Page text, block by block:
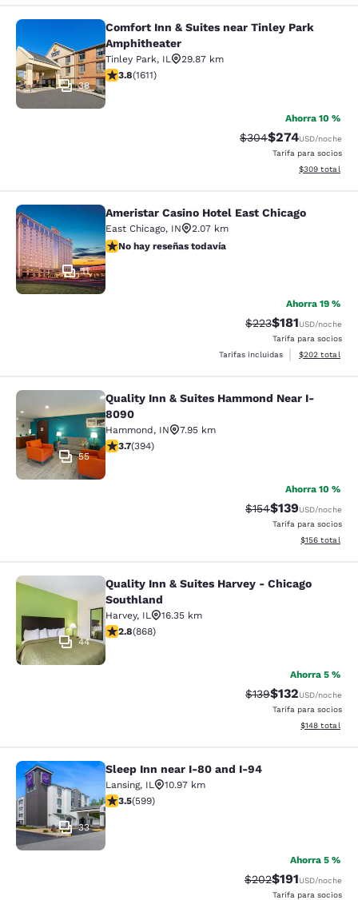
Comfort Inn & Suites near Tinley
38
Comfort Inn & Suites near Tinley Park
Amphitheater
Tinley Park, IL
29.87 km
calificación de 3.8 estrellas. Bueno. 1611 reseñas
3.8(1611)
Ahorra 10 %
Precio tachado:
$304Precio con
$274USD/noche
Tarifa para socios
Ver detalles
$309 total
Ameristar Casino Hotel East
11
Ameristar Casino Hotel East Chicago
East Chicago, IN
2.07 km
No hay reseñas todavía
No hay reseñas todavía
Ahorra 19 %
Precio tachado:
$223Precio con
$181USD/noche
Tarifa para socios
Tarifas incluidas
Ver detalles
$202 total
Quality Inn & Suites Hammond
55
Quality Inn & Suites Hammond Near I-
8090
Hammond, IN
7.95 km
calificación de 3.71 estrellas. Bueno. 394 reseñas
3.7(394)
Ahorra 10 %
Precio tachado:
$154Precio con
$139USD/noche
Tarifa para socios
Ver detalles
$156 total
Quality Inn & Suites Harvey -
44
Quality Inn & Suites Harvey - Chicago
Southland
Harvey, IL
16.35 km
calificación de 2.82 estrellas. Feria. 868 reseñas
2.8(868)
Ahorra 5 %
Precio tachado:
$139Precio con
$132USD/noche
Tarifa para socios
Ver detalles
$148 total
Sleep Inn near I-80 and I-94
33
Sleep Inn near I-80 and I-94
Lansing, IL
10.97 km
calificación de 3.54 estrellas. Bueno. 599 reseñas
3.5(599)
Ahorra 5 %
Precio tachado:
$202Precio con
$191USD/noche
Tarifa para socios